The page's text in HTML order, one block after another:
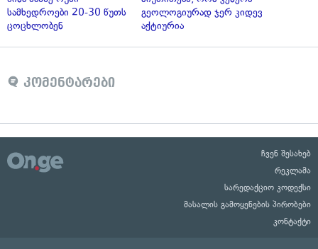
სამხედროები 20-30 წუთს
ცოცხლობენ
გეოლოგიურად ჯერ კიდევ
აქტიურია
კომენტარები
ჩვენ შესახებ
რეკლამა
სარედაქციო კოდექსი
მასალის გამოყენების პირობები
კონტაქტი